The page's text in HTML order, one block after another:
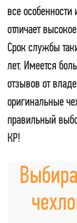
все
отличает
Срок службы
лет. Имеется
отзывов от
оригинальные
правильный
КР!